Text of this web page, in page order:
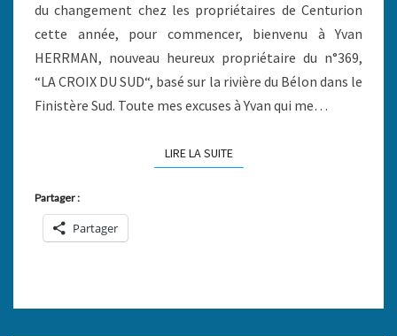
du changement chez les propriétaires de Centurion
cette année, pour commencer, bienvenu à Yvan
HERRMAN, nouveau heureux propriétaire du n°369,
“LA CROIX DU SUD“, basé sur la rivière du Bélon dans le
Finistère Sud. Toute mes excuses à Yvan qui me…
LIRE LA SUITELIRE LA SUITE
Partager :
Partager